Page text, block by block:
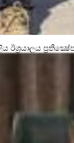
ඊශ්‍රයාලය